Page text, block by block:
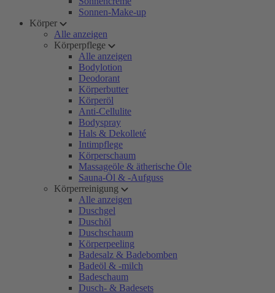
Sonnen-Make-up
Körper
Alle anzeigen
Körperpflege
Alle anzeigen
Bodylotion
Deodorant
Körperbutter
Körperöl
Anti-Cellulite
Bodyspray
Hals & Dekolleté
Intimpflege
Körperschaum
Massageöle & ätherische Öle
Sauna-Öl & -Aufguss
Körperreinigung
Alle anzeigen
Duschgel
Duschöl
Duschschaum
Körperpeeling
Badesalz & Badebomben
Badeöl & -milch
Badeschaum
Dusch- & Badesets